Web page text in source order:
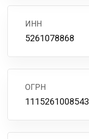
ИНН
5261078868
ОГРН
1115261008543